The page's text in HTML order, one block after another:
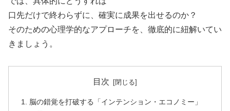
口先だけで終わらずに、確実に成果を出せるのか？
そのための心理学的なアプローチを、徹底的に紐解いてい
きましょう。
目次
脳の錯覚を打破する「インテンション・エコノミー」